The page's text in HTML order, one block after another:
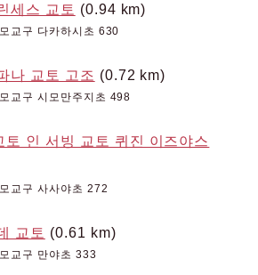
세스 교토 (0.94 km)
교구 다카하시초 630
나 교토 고조 (0.72 km)
교구 시모만주지초 498
토 인 서빙 교토 퀴진 이즈야스
교구 사사야초 272
교토 (0.61 km)
교구 만야초 333